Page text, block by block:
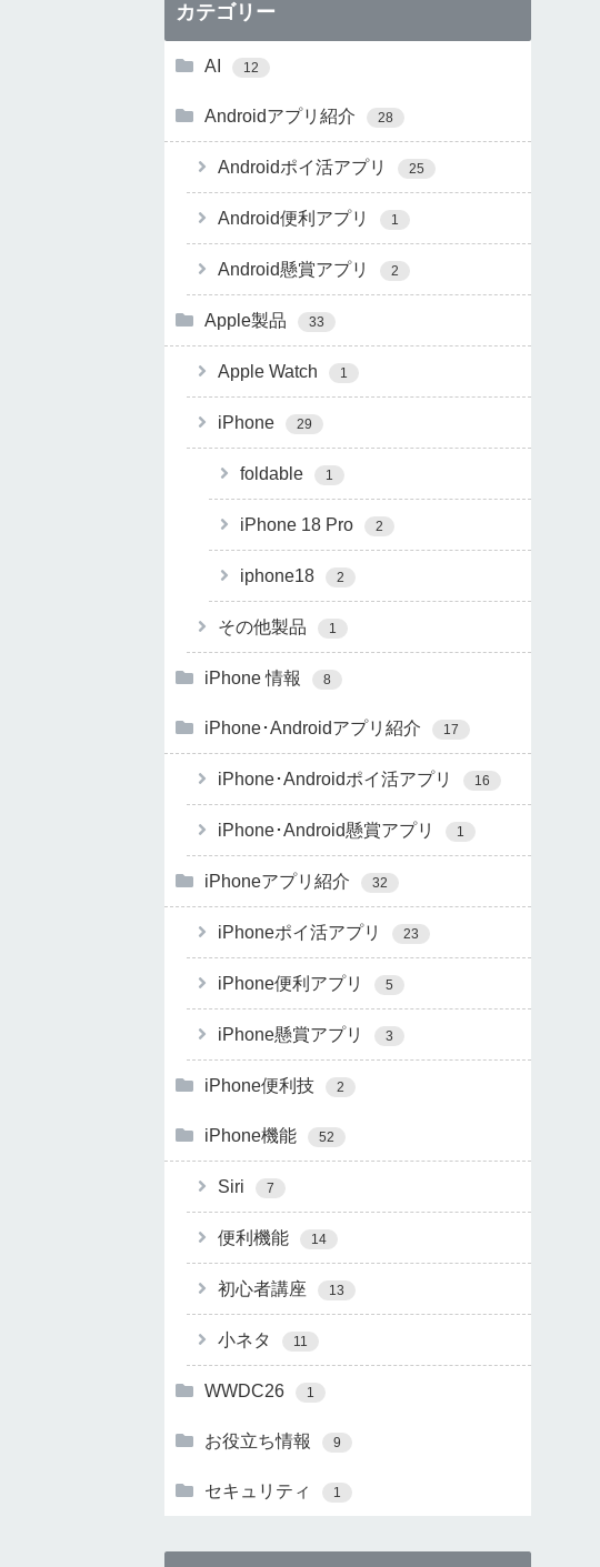
カテゴリー
AI 12
Androidアプリ紹介 28
Androidポイ活アプリ 25
Android便利アプリ 1
Android懸賞アプリ 2
Apple製品 33
Apple Watch 1
iPhone 29
foldable 1
iPhone 18 Pro 2
iphone18 2
その他製品 1
iPhone 情報 8
iPhone･Androidアプリ紹介 17
iPhone･Androidポイ活アプリ 16
iPhone･Android懸賞アプリ 1
iPhoneアプリ紹介 32
iPhoneポイ活アプリ 23
iPhone便利アプリ 5
iPhone懸賞アプリ 3
iPhone便利技 2
iPhone機能 52
Siri 7
便利機能 14
初心者講座 13
小ネタ 11
WWDC26 1
お役立ち情報 9
セキュリティ 1